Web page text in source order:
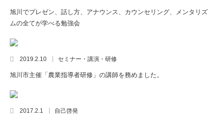
旭川でプレゼン、話し方、アナウンス、カウンセリング、メンタリズ
ムの全てが学べる勉強会
2019.2.10 セミナー・講演・研修
旭川市主催「農業指導者研修」の講師を務めました。
2017.2.1 自己啓発